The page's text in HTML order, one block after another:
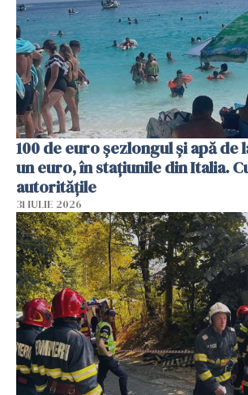
100 de euro șezlongul și apă de
un euro, în stațiunile din Italia.
autoritățile
31 IULIE 2026